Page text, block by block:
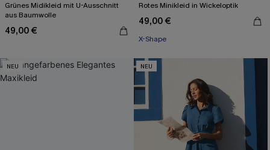
Grünes Midikleid mit U-Ausschnitt
aus Baumwolle
49,00 €
Rotes Minikleid in Wickeloptik
49,00 €
X-Shape
NEU NEU